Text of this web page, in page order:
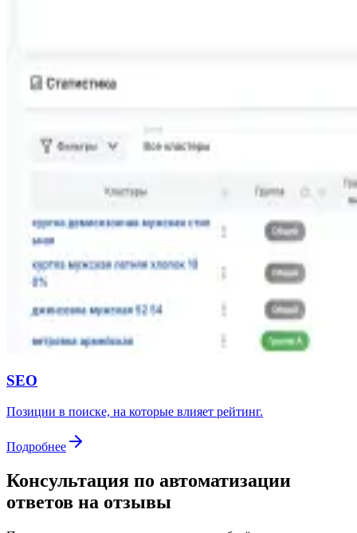
SEO
Позиции в поиске, на которые влияет рейтинг.
Подробнее
Консультация по автоматизации
ответов на отзывы